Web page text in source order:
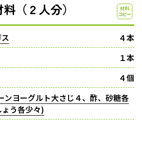
（２人分）
４本
１本
４個
ンヨーグルト大さじ４、酢、砂糖各
う各少々)